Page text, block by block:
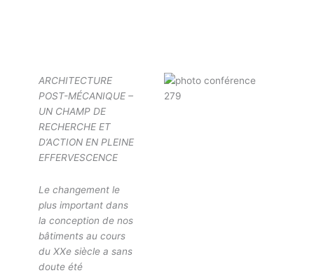
ARCHITECTURE
POST-MÉCANIQUE –
UN CHAMP DE
RECHERCHE ET
D’ACTION EN PLEINE
EFFERVESCENCE
Le changement le
plus important dans
la conception de nos
bâtiments au cours
du XXe siècle a sans
doute été